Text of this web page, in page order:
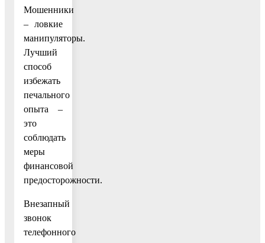
Мошенники
– ловкие
манипуляторы.
Лучший
способ
избежать
печального
опыта –
это
соблюдать
меры
финансовой
предосторожности.
Внезапный
звонок
телефонного